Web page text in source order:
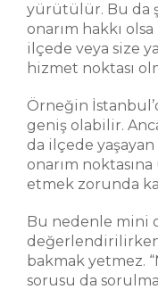
yürütülür. Bu da
onarım hakkı
ilçede veya size
hizmet noktası
Örneğin
geniş olabilir.
da ilçede
onarım
etmek zorunda
Bu nedenle mini
değerlendirilirken
bakmak yetmez.
sorusu da